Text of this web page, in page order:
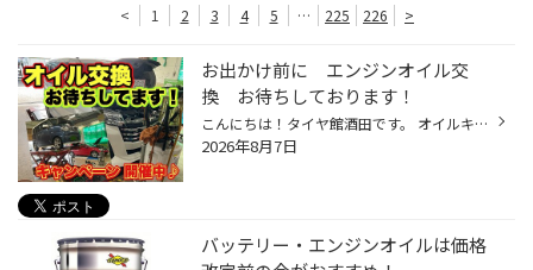
< 1 2 3 4 5 … 225 226 >
お出かけ前に エンジンオイル交
換 お待ちしております！
こんにちは！タイヤ館酒田です。 オイルキャンペーン開催中！ 8/1(土)～8/16(日) オイル交換の目安は、3000km〜5000km。または半年〜1年と言われてます。 お出かけ前のオイル交換は是非タイヤ館酒田で！！ 前回のオイル交換はいつだったかなぁ～？？ オイル交換の時期か分からない・・という方も タ...
2026年8月7日
バッテリー・エンジンオイルは価格